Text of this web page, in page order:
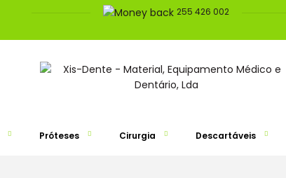
255 426 002
Próteses Cirurgia Descartáveis